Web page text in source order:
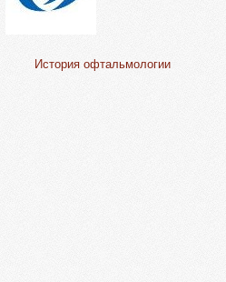
История офтальмологии